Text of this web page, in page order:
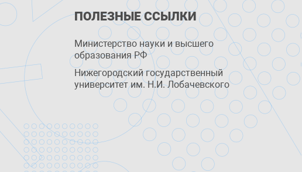
ПОЛЕЗНЫЕ ССЫЛКИ
Министерство науки и высшего
образования РФ
Нижегородский государственный
университет им. Н.И. Лобачевского